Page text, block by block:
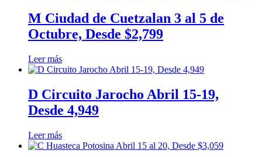
M Ciudad de Cuetzalan 3 al 5 de
Octubre, Desde $2,799
Leer más
D Circuito Jarocho Abril 15-19,
Desde 4,949
Leer más